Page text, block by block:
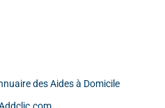
des Aides à Domicile